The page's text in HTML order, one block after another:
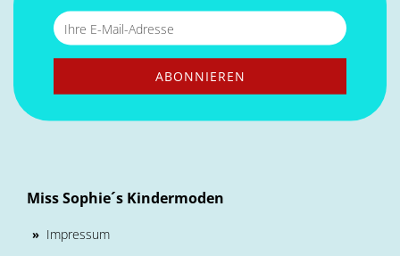
Miss Sophie´s Kindermoden
» Impressum